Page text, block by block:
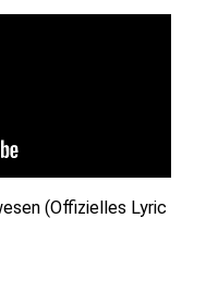
(Offizielles Lyric